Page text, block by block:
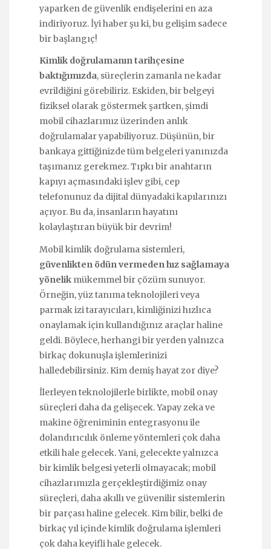
yaparken de güvenlik endişelerini en aza
indiriyoruz. İyi haber şu ki, bu gelişim sadece
bir başlangıç!
Kimlik doğrulamanın tarihçesine
baktığımızda, süreçlerin zamanla ne kadar
evrildiğini görebiliriz. Eskiden, bir belgeyi
fiziksel olarak göstermek şartken, şimdi
mobil cihazlarımız üzerinden anlık
doğrulamalar yapabiliyoruz. Düşünün, bir
bankaya gittiğinizde tüm belgeleri yanınızda
taşımanız gerekmez. Tıpkı bir anahtarın
kapıyı açmasındaki işlev gibi, cep
telefonunuz da dijital dünyadaki kapılarınızı
açıyor. Bu da, insanların hayatını
kolaylaştıran büyük bir devrim!
Mobil kimlik doğrulama sistemleri,
güvenlikten ödün vermeden hız sağlamaya
yönelik mükemmel bir çözüm sunuyor.
Örneğin, yüz tanıma teknolojileri veya
parmak izi tarayıcıları, kimliğinizi hızlıca
onaylamak için kullandığınız araçlar haline
geldi. Böylece, herhangi bir yerden yalnızca
birkaç dokunuşla işlemlerinizi
halledebilirsiniz. Kim demiş hayat zor diye?
İlerleyen teknolojilerle birlikte, mobil onay
süreçleri daha da gelişecek. Yapay zeka ve
makine öğreniminin entegrasyonu ile
dolandırıcılık önleme yöntemleri çok daha
etkili hale gelecek. Yani, gelecekte yalnızca
bir kimlik belgesi yeterli olmayacak; mobil
cihazlarımızla gerçekleştirdiğimiz onay
süreçleri, daha akıllı ve güvenilir sistemlerin
bir parçası haline gelecek. Kim bilir, belki de
birkaç yıl içinde kimlik doğrulama işlemleri
çok daha keyifli hale gelecek.